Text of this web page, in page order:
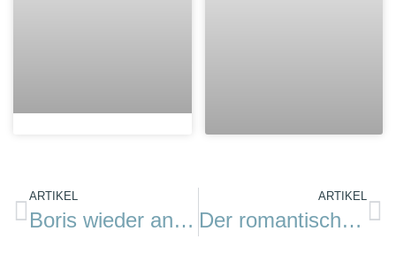
ARTIKEL
Boris wieder an Land…
ARTIKEL
Der romantische Spion, oder: Wie lebt es sich an Bord?